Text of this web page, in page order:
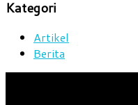
Kategori
Artikel
Berita